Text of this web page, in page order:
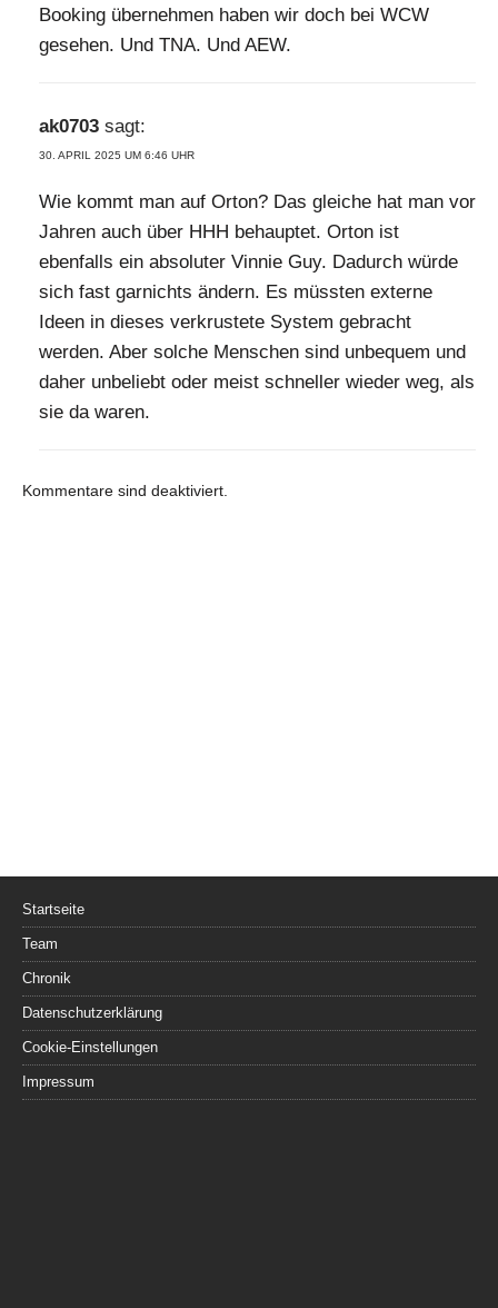
Booking übernehmen haben wir doch bei WCW
gesehen. Und TNA. Und AEW.
ak0703 sagt:
30. APRIL 2025 UM 6:46 UHR
Wie kommt man auf Orton? Das gleiche hat man vor
Jahren auch über HHH behauptet. Orton ist
ebenfalls ein absoluter Vinnie Guy. Dadurch würde
sich fast garnichts ändern. Es müssten externe
Ideen in dieses verkrustete System gebracht
werden. Aber solche Menschen sind unbequem und
daher unbeliebt oder meist schneller wieder weg, als
sie da waren.
Kommentare sind deaktiviert.
Startseite
Team
Chronik
Datenschutzerklärung
Cookie-Einstellungen
Impressum